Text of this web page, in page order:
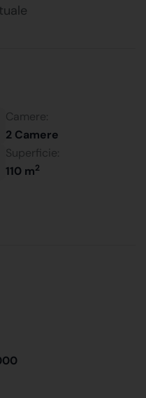
Camere:
2 Camere
Superficie:
110 m2